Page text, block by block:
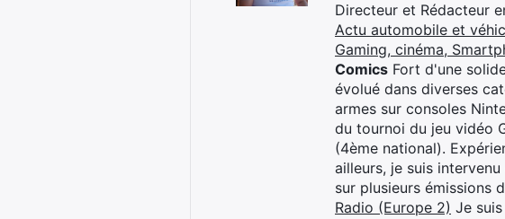
Directeur et Rédacteur
Actu automobile et
Gaming, cinéma,
Comics Fort d'une
évolué dans diverses
armes sur consoles
du tournoi du jeu vidéo
(4ème national).
ailleurs, je suis
sur plusieurs émissions
Radio (Europe 2) Je